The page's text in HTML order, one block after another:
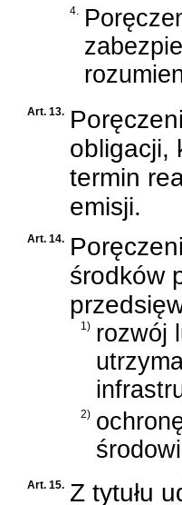
4.
Art. 13.
obligacji,
termin
emisji.
Art. 14.
środków
1) rozwój
2)
Art. 15. Z tytułu